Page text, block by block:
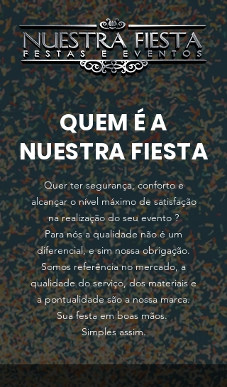
QUEM É A
NUESTRA FIESTA
Quer ter segurança, conforto e
alcançar o nível máximo de satisfação
na realização do seu evento ?
Para nós a qualidade não é um
diferencial, e sim nossa obrigação.
Somos referência no mercado, a
qualidade do serviço, dos materiais e
a pontualidade são a nossa marca.
Sua festa em boas mãos.
Simples assim.